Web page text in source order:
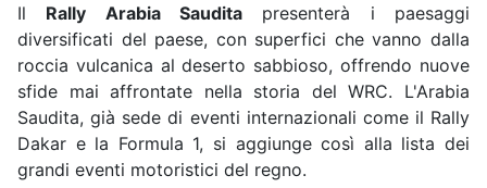
Il Rally Arabia Saudita presenterà i paesaggi
diversificati del paese, con superfici che vanno dalla
roccia vulcanica al deserto sabbioso, offrendo nuove
sfide mai affrontate nella storia del WRC. L'Arabia
Saudita, già sede di eventi internazionali come il Rally
Dakar e la Formula 1, si aggiunge così alla lista dei
grandi eventi motoristici del regno.